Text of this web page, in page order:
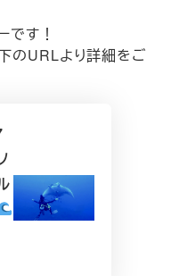
です！
のURLより詳細をご